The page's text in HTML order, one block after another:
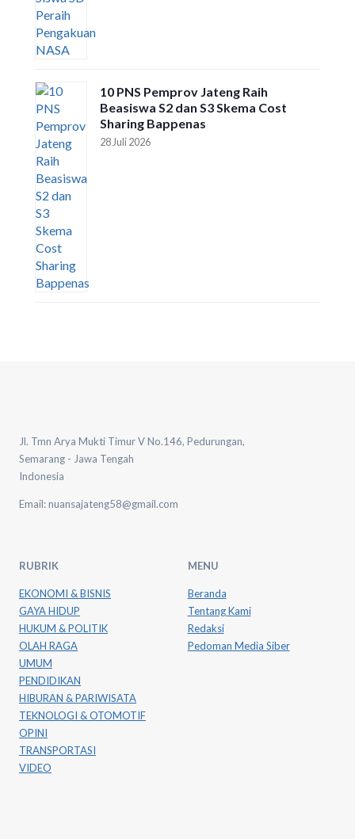
10 PNS Pemprov Jateng Raih
Beasiswa S2 dan S3 Skema Cost
Sharing Bappenas
28 Juli 2026
Jl. Tmn Arya Mukti Timur V No.146, Pedurungan,
Semarang - Jawa Tengah
Indonesia
Email: nuansajateng58@gmail.com
RUBRIK
EKONOMI & BISNIS
GAYA HIDUP
HUKUM & POLITIK
OLAH RAGA
UMUM
PENDIDIKAN
HIBURAN & PARIWISATA
TEKNOLOGI & OTOMOTIF
OPINI
TRANSPORTASI
VIDEO
MENU
Beranda
Tentang Kami
Redaksi
Pedoman Media Siber